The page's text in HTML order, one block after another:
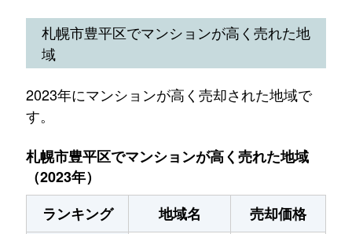
札幌市豊平区でマンションが高く売れた地
域
2023年にマンションが高く売却された地域で
す。
札幌市豊平区でマンションが高く売れた地域
（2023年）
ランキング
地域名
売却価格